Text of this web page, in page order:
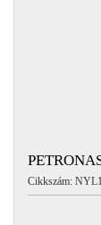
Cikkszám: